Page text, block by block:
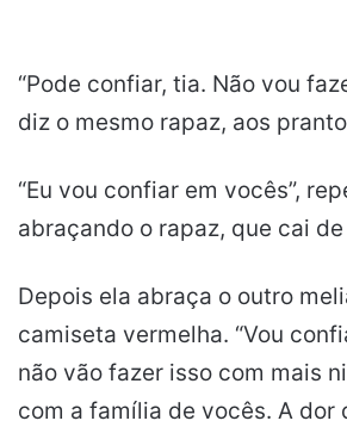
“Pode confiar, tia. Não vou
diz o mesmo rapaz, aos
“Eu vou confiar em vocês”,
abraçando o rapaz, que cai
Depois ela abraça o outro
camiseta vermelha. “Vou
não vão fazer isso com mais
com a família de vocês. A dor